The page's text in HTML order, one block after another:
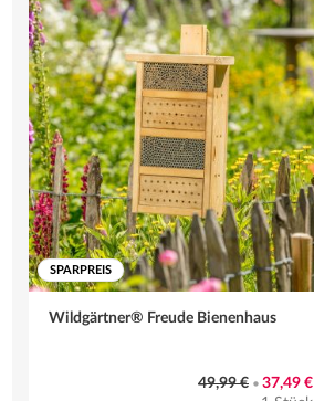
SPARPREIS
Wildgärtner® Freude Bienenhaus
49,99 € • 37,49 €